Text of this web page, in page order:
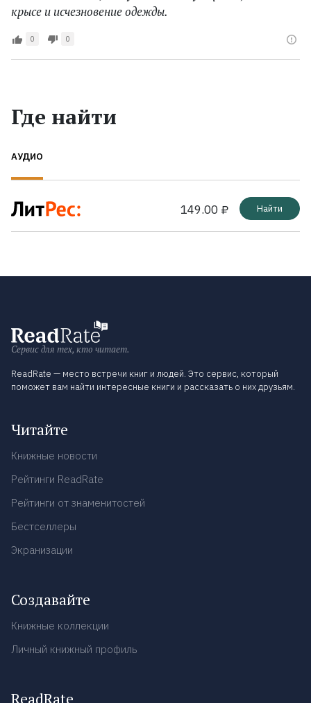
крысе и исчезновение одежды.
0 0
Где найти
АУДИО
149.00 ₽ Найти
Сервис для тех, кто читает.
ReadRate — место встречи книг и людей. Это сервис, который
поможет вам найти интересные книги и рассказать о них друзьям.
Читайте
Книжные новости
Рейтинги ReadRate
Рейтинги от знаменитостей
Бестселлеры
Экранизации
Создавайте
Книжные коллекции
Личный книжный профиль
ReadRate